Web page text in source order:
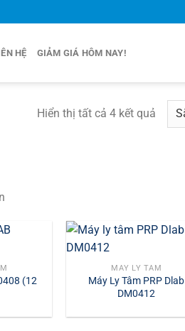
HỆ GIẢM GIÁ HÔM NAY!
Hiển thị tất cả 4 kết quảĐã
sắp
(12
MÁY LY TÂM
Máy Ly Tâm PRP Dlab
DM0412